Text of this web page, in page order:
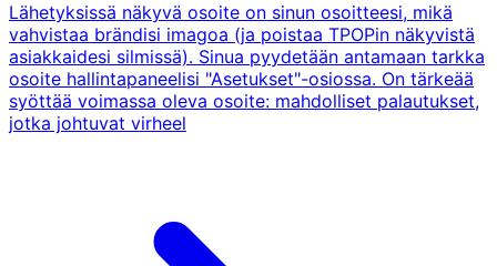
Lähetyksissä näkyvä osoite on sinun osoitteesi, mikä
vahvistaa brändisi imagoa (ja poistaa TPOPin näkyvistä
asiakkaidesi silmissä). Sinua pyydetään antamaan tarkka
osoite hallintapaneelisi "Asetukset"-osiossa. On tärkeää
syöttää voimassa oleva osoite: mahdolliset palautukset,
jotka johtuvat virheel